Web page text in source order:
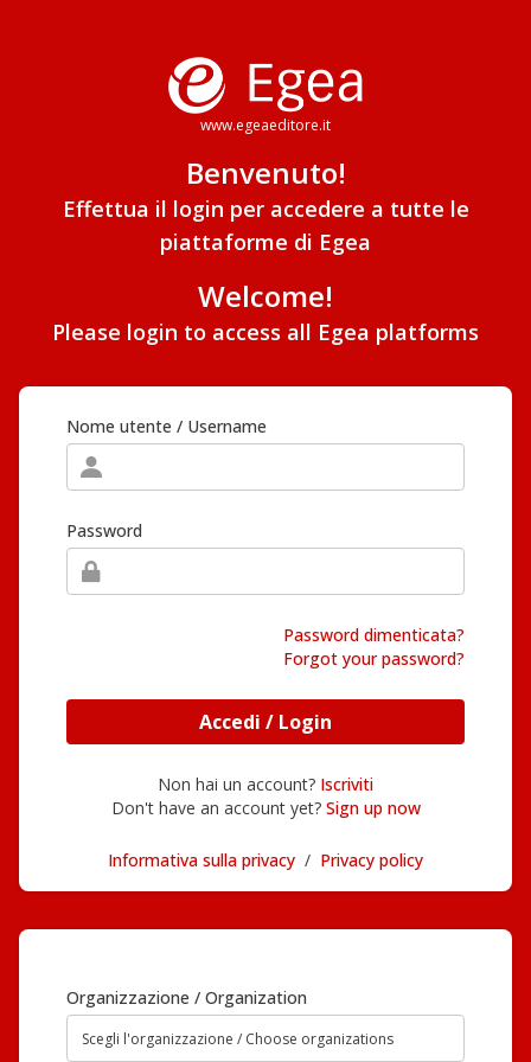
www.egeaeditore.it
Benvenuto!
Effettua il login per accedere a tutte le
piattaforme di Egea
Welcome!
Please login to access all Egea platforms
Nome utente / Username
Password
Password dimenticata?
Forgot your password?
Accedi / Login
Non hai un account? Iscriviti
Don't have an account yet? Sign up now
Informativa sulla privacy / Privacy policy
Organizzazione / Organization